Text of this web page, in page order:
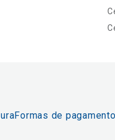
Formas de pagamento